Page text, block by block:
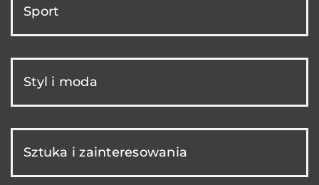
Sport
Styl i moda
Sztuka i zainteresowania